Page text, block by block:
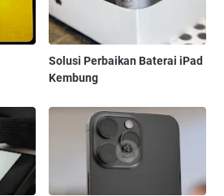
Solusi Perbaikan Baterai iPad
Kembung